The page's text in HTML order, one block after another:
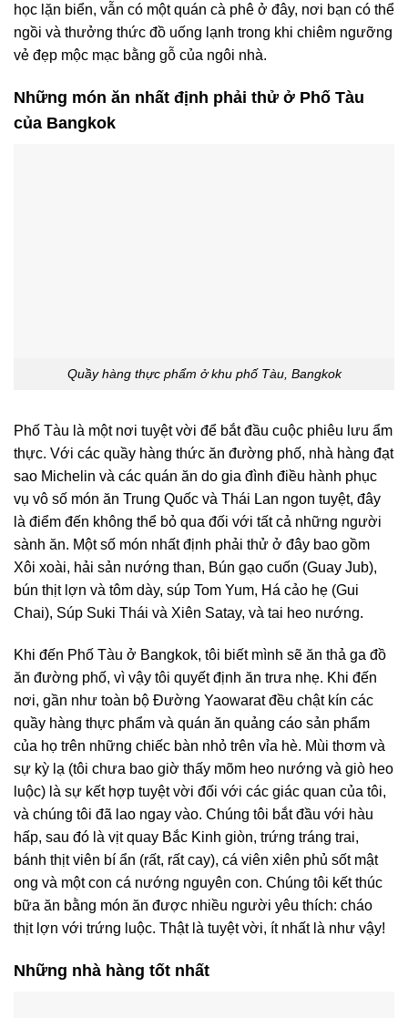
học lặn biển, vẫn có một quán cà phê ở đây, nơi bạn có thể
ngồi và thưởng thức đồ uống lạnh trong khi chiêm ngưỡng
vẻ đẹp mộc mạc bằng gỗ của ngôi nhà.
Những món ăn nhất định phải thử ở Phố Tàu
của Bangkok
Quầy hàng thực phẩm ở khu phố Tàu, Bangkok
Phố Tàu là một nơi tuyệt vời để bắt đầu cuộc phiêu lưu ẩm
thực. Với các quầy hàng thức ăn đường phố, nhà hàng đạt
sao Michelin và các quán ăn do gia đình điều hành phục
vụ vô số món ăn Trung Quốc và Thái Lan ngon tuyệt, đây
là điểm đến không thể bỏ qua đối với tất cả những người
sành ăn. Một số món nhất định phải thử ở đây bao gồm
Xôi xoài, hải sản nướng than, Bún gạo cuốn (Guay Jub),
bún thịt lợn và tôm dày, súp Tom Yum, Há cảo hẹ (Gui
Chai), Súp Suki Thái và Xiên Satay, và tai heo nướng.
Khi đến Phố Tàu ở Bangkok, tôi biết mình sẽ ăn thả ga đồ
ăn đường phố, vì vậy tôi quyết định ăn trưa nhẹ. Khi đến
nơi, gần như toàn bộ Đường Yaowarat đều chật kín các
quầy hàng thực phẩm và quán ăn quảng cáo sản phẩm
của họ trên những chiếc bàn nhỏ trên vỉa hè. Mùi thơm và
sự kỳ lạ (tôi chưa bao giờ thấy mõm heo nướng và giò heo
luộc) là sự kết hợp tuyệt vời đối với các giác quan của tôi,
và chúng tôi đã lao ngay vào. Chúng tôi bắt đầu với hàu
hấp, sau đó là vịt quay Bắc Kinh giòn, trứng tráng trai,
bánh thịt viên bí ẩn (rất, rất cay), cá viên xiên phủ sốt mật
ong và một con cá nướng nguyên con. Chúng tôi kết thúc
bữa ăn bằng món ăn được nhiều người yêu thích: cháo
thịt lợn với trứng luộc. Thật là tuyệt vời, ít nhất là như vậy!
Những nhà hàng tốt nhất